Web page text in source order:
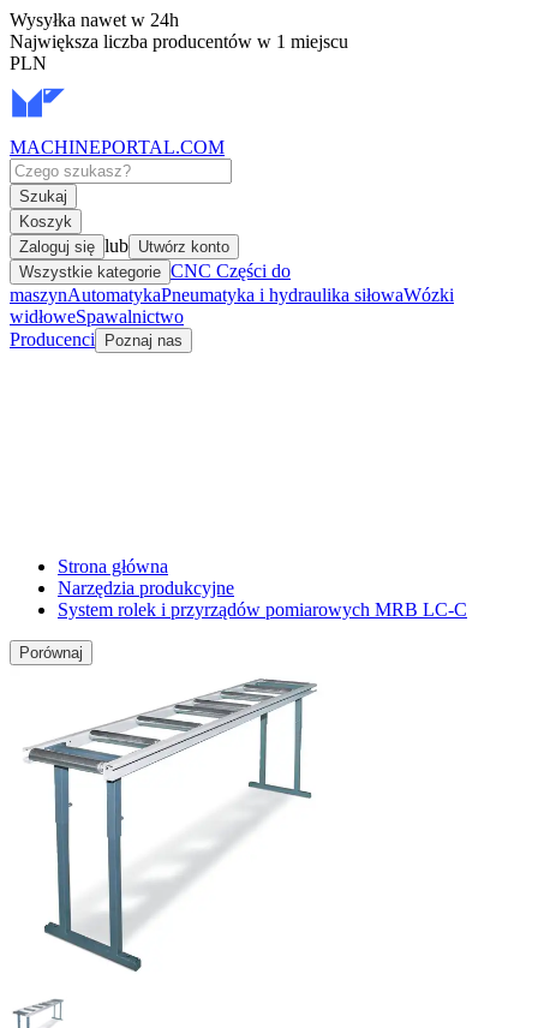
Wysyłka nawet w 24h
Największa liczba producentów w 1 miejscu
PLN
MACHINEPORTAL.COM
Szukaj
Koszyk
Zaloguj się lub Utwórz konto
Wszystkie kategorie CNC Części do
maszynAutomatykaPneumatyka i hydraulika siłowaWózki
widłoweSpawalnictwo
Producenci
Poznaj nas
Strona główna
Narzędzia produkcyjne
System rolek i przyrządów pomiarowych MRB LC-C
Porównaj